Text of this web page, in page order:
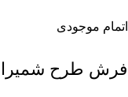
اتمام موجودی
فرش طرح